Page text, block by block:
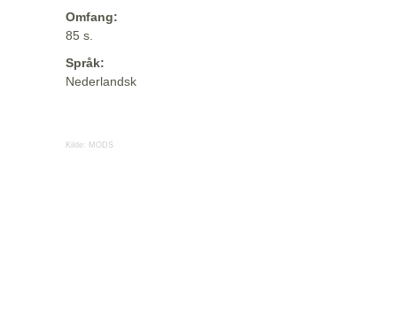
Omfang:
85 s.
Språk:
Nederlandsk
Kilde: MODS